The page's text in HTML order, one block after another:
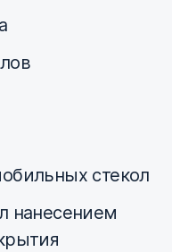
стекол
нанесением